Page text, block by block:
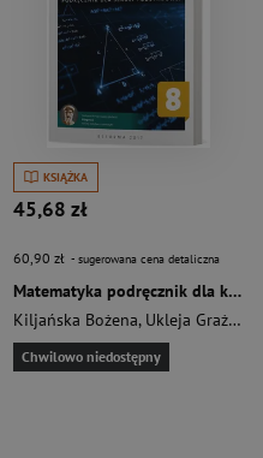
,Ukleja Grażyna,
KSIĄŻKA
45,68 zł
60,90 zł - sugerowana cena detaliczna
Matematyka podręcznik dla kalsy 8 szkoły podstawowej
Kiljańska Bożena, Ukleja Grażyna
Chwilowo niedostępny